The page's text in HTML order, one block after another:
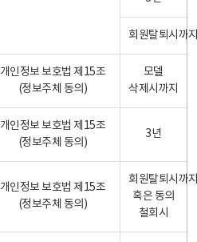
회원탈퇴시까
개인정보 보호법 제15조
(정보주체 동의)
모델
삭제시까지
개인정보 보호법 제15조
(정보주체 동의)
3년
개인정보 보호법 제15조
(정보주체 동의)
회원탈퇴시까
혹은 동의
철회시